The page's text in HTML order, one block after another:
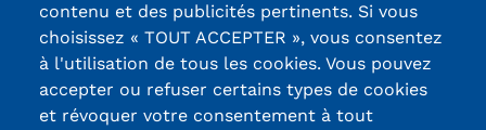
13, Rue Ernest
Thierry-Mieg
90010 BELFORT
Cedex
contenu et des publicités pertinents. Si vous
choisissez « TOUT ACCEPTER », vous consentez
à l'utilisation de tous les cookies. Vous pouvez
accepter ou refuser certains types de cookies
et révoquer votre consentement à tout